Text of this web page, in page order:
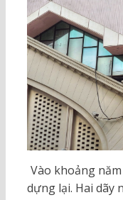
Vào khoảng
dựng lại. Hai dãy